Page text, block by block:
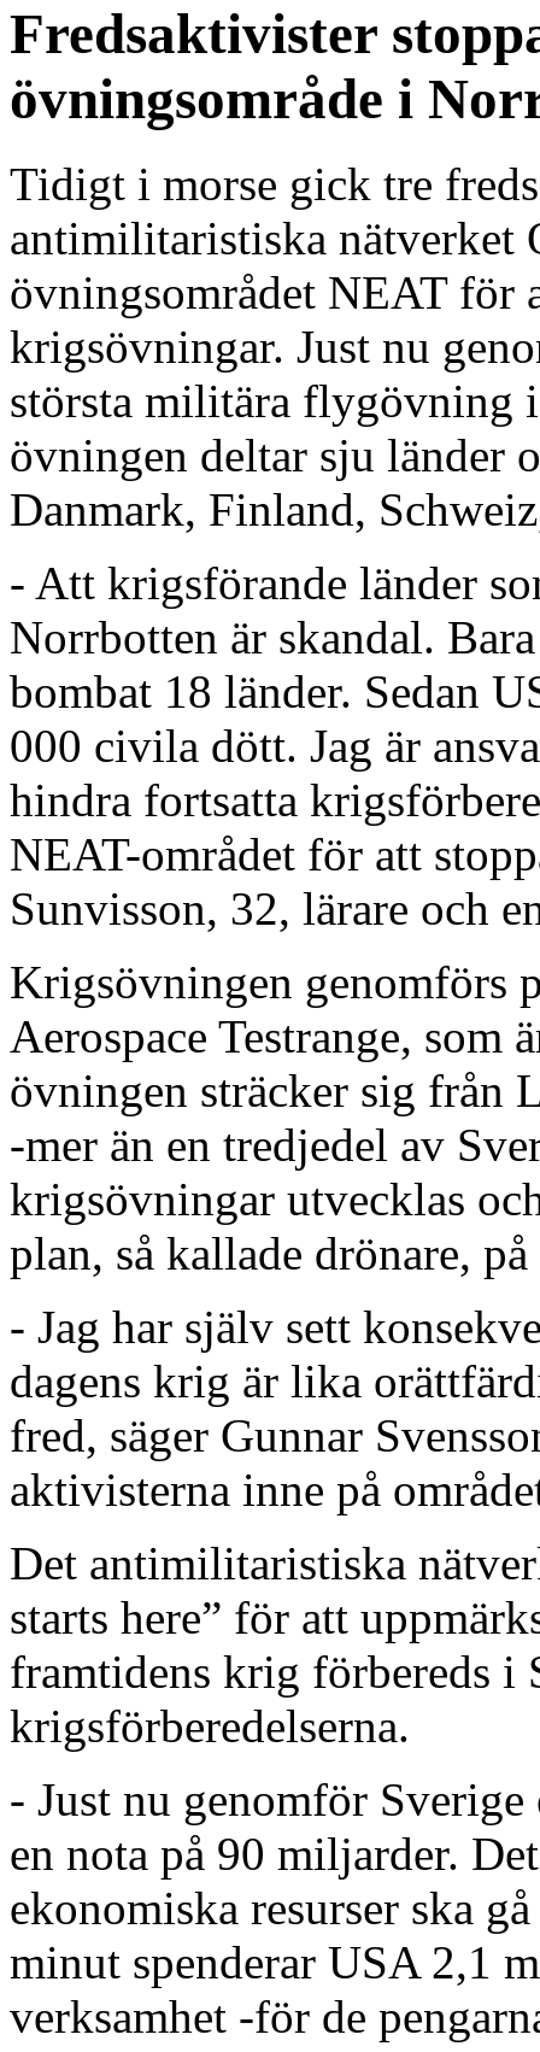
Fredsaktivister
övningsområde i
Tidigt i morse gick tre
antimilitaristiska nätverket
övningsområdet NEAT för
krigsövningar. Just nu
största militära flygövning
övningen deltar sju länder
Danmark, Finland,
- Att krigsförande länder
Norrbotten är skandal.
bombat 18 länder. Sedan
000 civila dött. Jag är
hindra fortsatta
NEAT-området för att
Sunvisson, 32, lärare och
Krigsövningen genomförs
Aerospace Testrange, som
övningen sträcker sig från
-mer än en tredjedel av
krigsövningar utvecklas
plan, så kallade drönare,
- Jag har själv sett
dagens krig är lika
fred, säger Gunnar
aktivisterna inne på
Det antimilitaristiska
starts here” för att
framtidens krig förbereds i
krigsförberedelserna.
- Just nu genomför
en nota på 90 miljarder.
ekonomiska resurser ska
minut spenderar USA 2,1
verksamhet -för de